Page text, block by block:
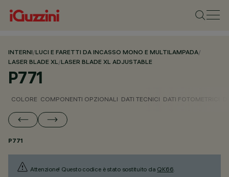
INTERNI/LUCI E FARETTI DA INCASSO MONO E MULTILAMPADA/
LASER BLADE XL/LASER BLADE XL ADJUSTABLE
P771
COLORE COMPONENTI OPZIONALI DATI TECNICI DATI FOTOMETRICI
P771
Attenzione! Questo codice è stato sostituito da QK66.